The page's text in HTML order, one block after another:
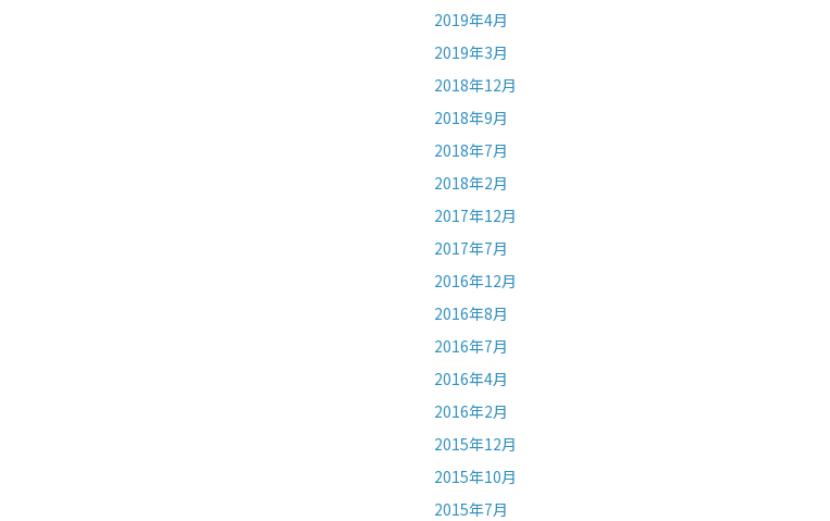
2019年4月
2019年3月
2018年12月
2018年9月
2018年7月
2018年2月
2017年12月
2017年7月
2016年12月
2016年8月
2016年7月
2016年4月
2016年2月
2015年12月
2015年10月
2015年7月